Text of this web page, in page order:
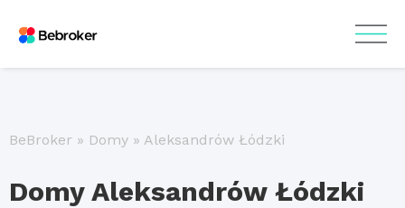
BeBroker » Domy » Aleksandrów Łódzki
Domy Aleksandrów Łódzki